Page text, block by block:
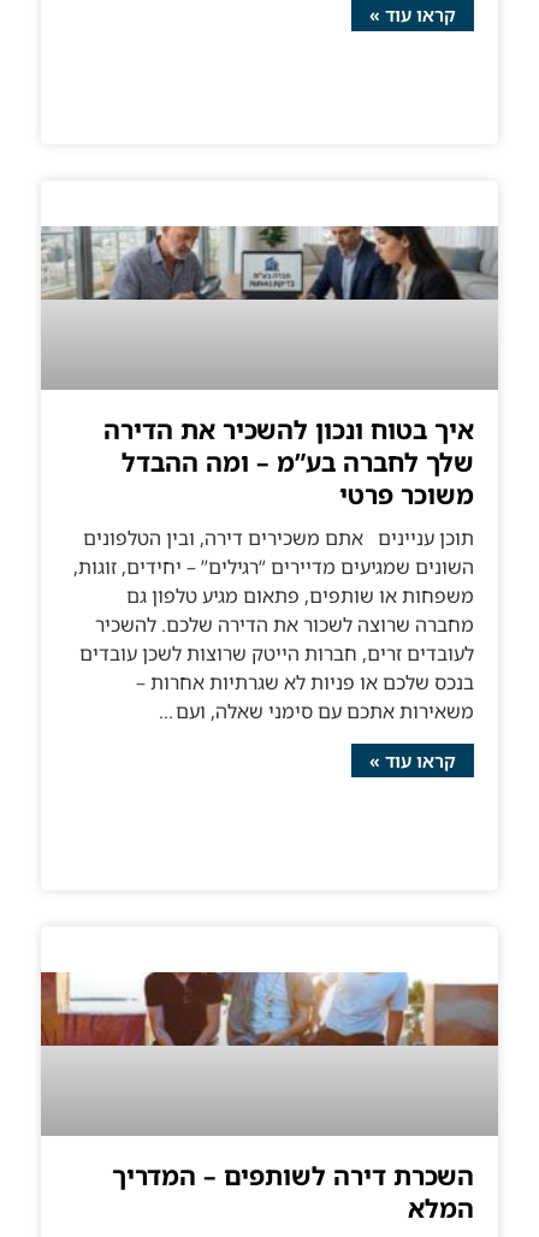
קראו עוד »
איך בטוח ונכון להשכיר את הדירה
שלך לחברה בע”מ – ומה ההבדל
משוכר פרטי
תוכן עניינים אתם משכירים דירה, ובין הטלפונים
השונים שמגיעים מדיירים “רגילים” – יחידים, זוגות,
משפחות או שותפים, פתאום מגיע טלפון גם
מחברה שרוצה לשכור את הדירה שלכם. להשכיר
לעובדים זרים, חברות הייטק שרוצות לשכן עובדים
בנכס שלכם או פניות לא שגרתיות אחרות –
משאירות אתכם עם סימני שאלה, ועם
קראו עוד »
השכרת דירה לשותפים – המדריך
המלא